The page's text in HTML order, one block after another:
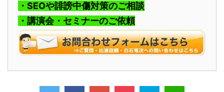
・SEOや誹謗中傷対策のご相談
・講演会・セミナーのご依頼